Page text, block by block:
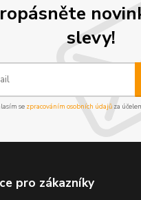
slevy!
se zpracováním osobních údajůza
pro zákazníky